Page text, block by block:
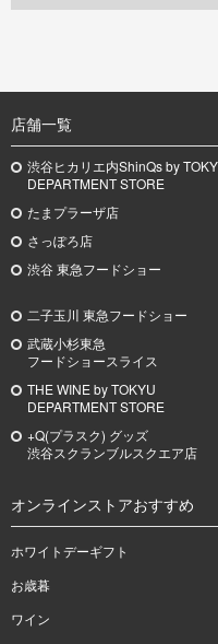
店舗一覧
渋谷ヒカリエ内ShinQs by
DEPARTMENT STORE
たまプラーザ店
さっぽろ店
渋谷 東急フードショー
二子玉川 東急フードショー
武蔵小杉東急
フードショースライス
THE WINE by TOKYU
DEPARTMENT STORE
+Q(プラスク) グッズ
渋谷スクランブルスクエア店
オンラインストアおすすめ
ホワイトデーギフト
お歳暮
ワイン